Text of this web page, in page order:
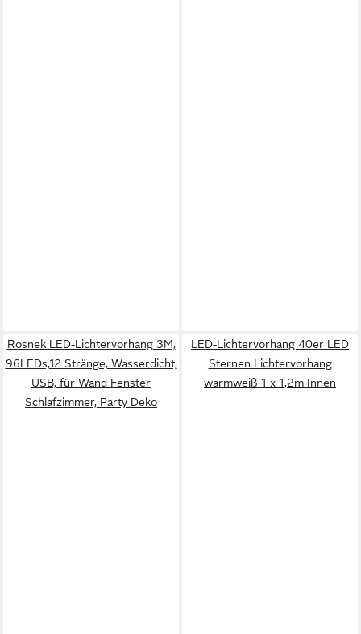
Rosnek LED-Lichtervorhang 3M,
96LEDs,12 Stränge, Wasserdicht,
USB, für Wand Fenster
Schlafzimmer, Party Deko
LED-Lichtervorhang 40er LED
Sternen Lichtervorhang
warmweiß 1 x 1,2m Innen